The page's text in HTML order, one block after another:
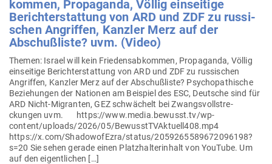
kommen, Pro­pa­ganda, Völlig ein­seitige
Bericht­erstattung von ARD und ZDF zu rus­si­
schen Angriffen, Kanzler Merz auf der
Abschuß­liste? uvm. (Video)
Themen: Israel will kein Frie­dens­ab­kommen, Pro­pa­ganda, Völlig
ein­seitige Bericht­erstattung von ARD und ZDF zu rus­si­schen
Angriffen, Kanzler Merz auf der Abschuß­liste? Psy­cho­pa­thische
Bezie­hungen der Nationen am Bei­spiel des ESC, Deutsche sind für
ARD Nicht-Migranten, GEZ schwä­chelt bei Zwangs­voll­stre­
ckungen uvm. https://www.media.bewusst.tv/wp-
content/uploads/2026/05/BewusstTVAktuell408.mp4
https://x.com/ShadowofEzra/status/2059265589672096198?
s=20 Sie sehen gerade einen Platz­hal­ter­inhalt von YouTube. Um
auf den eigentlichen […]